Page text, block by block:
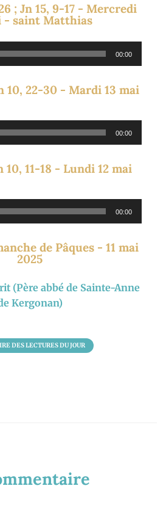
; Jn 15, 9-17 - Mercredi
- saint Matthias
Lecteur
audio
00:00
10, 22-30 - Mardi 13 mai
Lecteur
00:00
10, 11-18 - Lundi 12 mai
Lecteur
00:00
de Pâques - 11 mai
2025
(Père abbé de Sainte-Anne
Kergonan)
DES LECTURES DU JOUR